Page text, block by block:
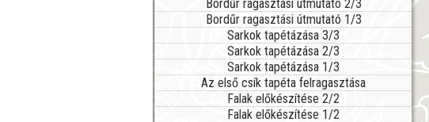
Bordűr ragasztási útmutató 2/3
Bordűr ragasztási útmutató 1/3
Sarkok tapétázása 3/3
Sarkok tapétázása 2/3
Sarkok tapétázása 1/3
Az első csík tapéta felragasztása
Falak előkészítése 2/2
Falak előkészítése 1/2